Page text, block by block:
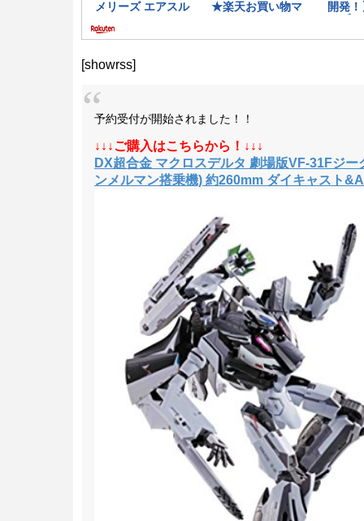
[showrss]
予約受付が開始されました！！
↓↓↓ご購入はこちらから！↓↓↓
DX超合金 マクロスデルタ 劇場版VF-31Fジ
ンメルマン搭乗機) 約260mm ダイキャスト